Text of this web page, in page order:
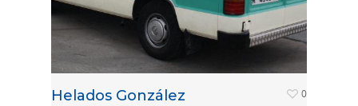
Helados González 0